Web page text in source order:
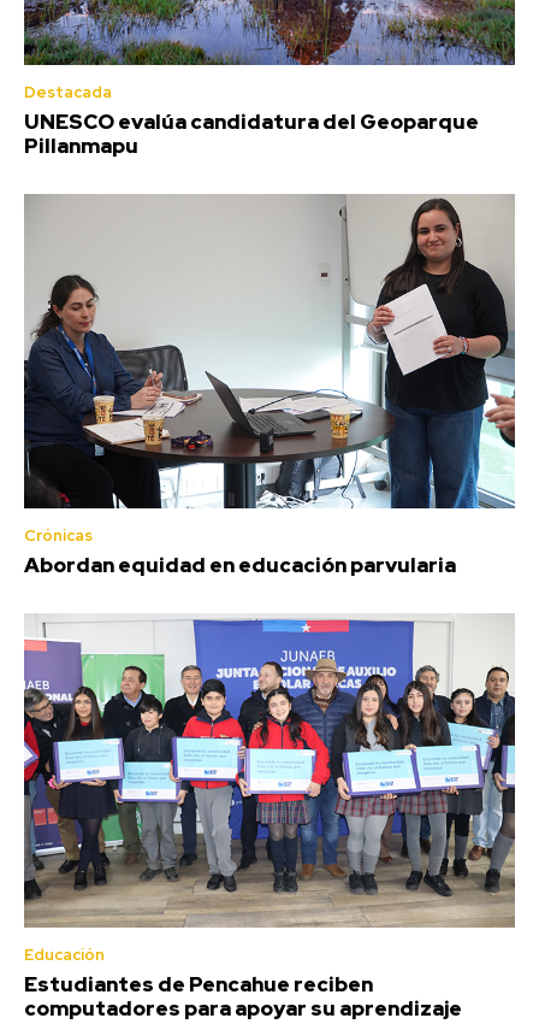
Destacada
UNESCO evalúa candidatura del Geoparque
Pillanmapu
Crónicas
Abordan equidad en educación parvularia
Educación
Estudiantes de Pencahue reciben
computadores para apoyar su aprendizaje